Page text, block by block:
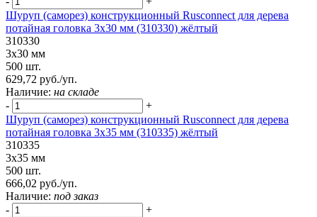
Шуруп (саморез) конструкционный Rusconnect для дерева
потайная головка 3х30 мм (310330) жёлтый
310330
3х30 мм
500 шт.
629,72 руб./уп.
Наличие: на складе
-
+
Шуруп (саморез) конструкционный Rusconnect для дерева
потайная головка 3х35 мм (310335) жёлтый
310335
3х35 мм
500 шт.
666,02 руб./уп.
Наличие: под заказ
-
+